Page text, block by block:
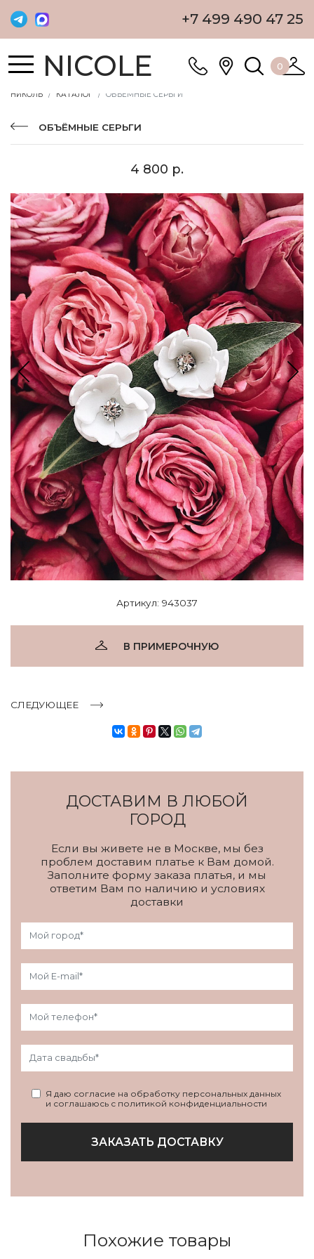
+7 499 490 47 25
NICOLE 0
НИКОЛЬ КАТАЛОГ ОБЪЁМНЫЕ СЕРЬГИ
ОБЪЁМНЫЕ СЕРЬГИ
4 800 р.
Артикул: 943037
В ПРИМЕРОЧНУЮ
СЛЕДУЮЩЕЕ
ДОСТАВИМ В ЛЮБОЙ
ГОРОД
Если вы живете не в Москве, мы без
проблем доставим платье к Вам домой.
Заполните форму заказа платья, и мы
ответим Вам по наличию и условиях
доставки
Я даю согласие на обработку персональных данных
и соглашаюсь с политикой конфиденциальности
ЗАКАЗАТЬ ДОСТАВКУ
Похожие товары